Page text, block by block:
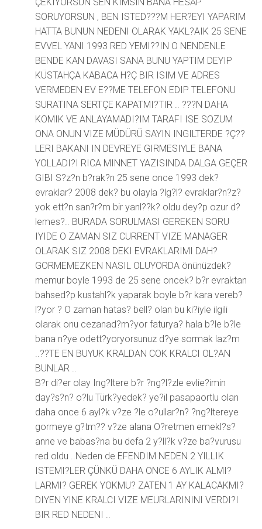
SORUYORSUN , BEN ISTED???M HER?EYI YAPARIM
HATTA BUNUN NEDENI OLARAK YAKL?AIK 25 SENE
EVVEL YANI 1993 RED YEMI??IN O NENDENLE
BENDE KAN DAVASI SANA BUNU YAPTIM DEYIP
KÜSTAHÇA KABACA H?Ç BIR ISIM VE ADRES
VERMEDEN EV E??ME TELEFON EDIP TELEFONU
SURATINA SERTÇE KAPATMI?TIR .. ???N DAHA
KOMIK VE ANLAYAMADI?IM TARAFI ISE SOZUM
ONA ONUN VIZE MÜDÜRÜ SAYIN INGILTERDE ?Ç??
LERI BAKANI IN DEVREYE GIRMESIYLE BANA
YOLLADI?I RICA MINNET YAZISINDA DALGA GEÇER
GIBI S?z?n b?rak?n 25 sene once 1993 dek?
evraklar? 2008 dek? bu olayla ?lg?l? evraklar?n?z?
yok ett?n san?r?m bir yanl??k? oldu dey?p ozur d?
lemes?.. BURADA SORULMASI GEREKEN SORU
IYIDE O ZAMAN SIZ CURRENT VIZE MANAGER
OLARAK SIZ 2008 DEKI EVRAKLARIMI DAH?
GORMEMEZKEN NASIL OLUYORDA önünüzdek?
memur boyle 1993 de 25 sene oncek? b?r evraktan
bahsed?p kustahl?k yaparak boyle b?r kara vereb?
l?yor ? O zaman hatas? bell? olan bu ki?iyle ilgili
olarak onu cezanad?m?yor faturya? hala b?le b?le
bana n?ye odett?yoryorsunuz d?ye sormak laz?m
..??TE EN BUYUK KRALDAN COK KRALCI OL?AN
BUNLAR ..
B?r di?er olay Ing?ltere b?r ?ng?l?zle evlie?imin
day?s?n? o?lu Türk?yedek? ye?il pasapaortlu olan
daha once 6 ayl?k v?ze ?le o?ullar?n? ?ng?ltereye
gormeye g?tm?? v?ze alana O?retmen emekl?s?
anne ve babas?na bu defa 2 y?ll?k v?ze ba?vurusu
red oldu ..Neden de EFENDIM NEDEN 2 YILLIK
ISTEMI?LER ÇÜNKÜ DAHA ONCE 6 AYLIK ALMI?
LARMI? GEREK YOKMU? ZATEN 1 AY KALACAKMI?
DIYEN YINE KRALCI VIZE MEURLARININI VERDI?I
BIR RED NEDENI ..